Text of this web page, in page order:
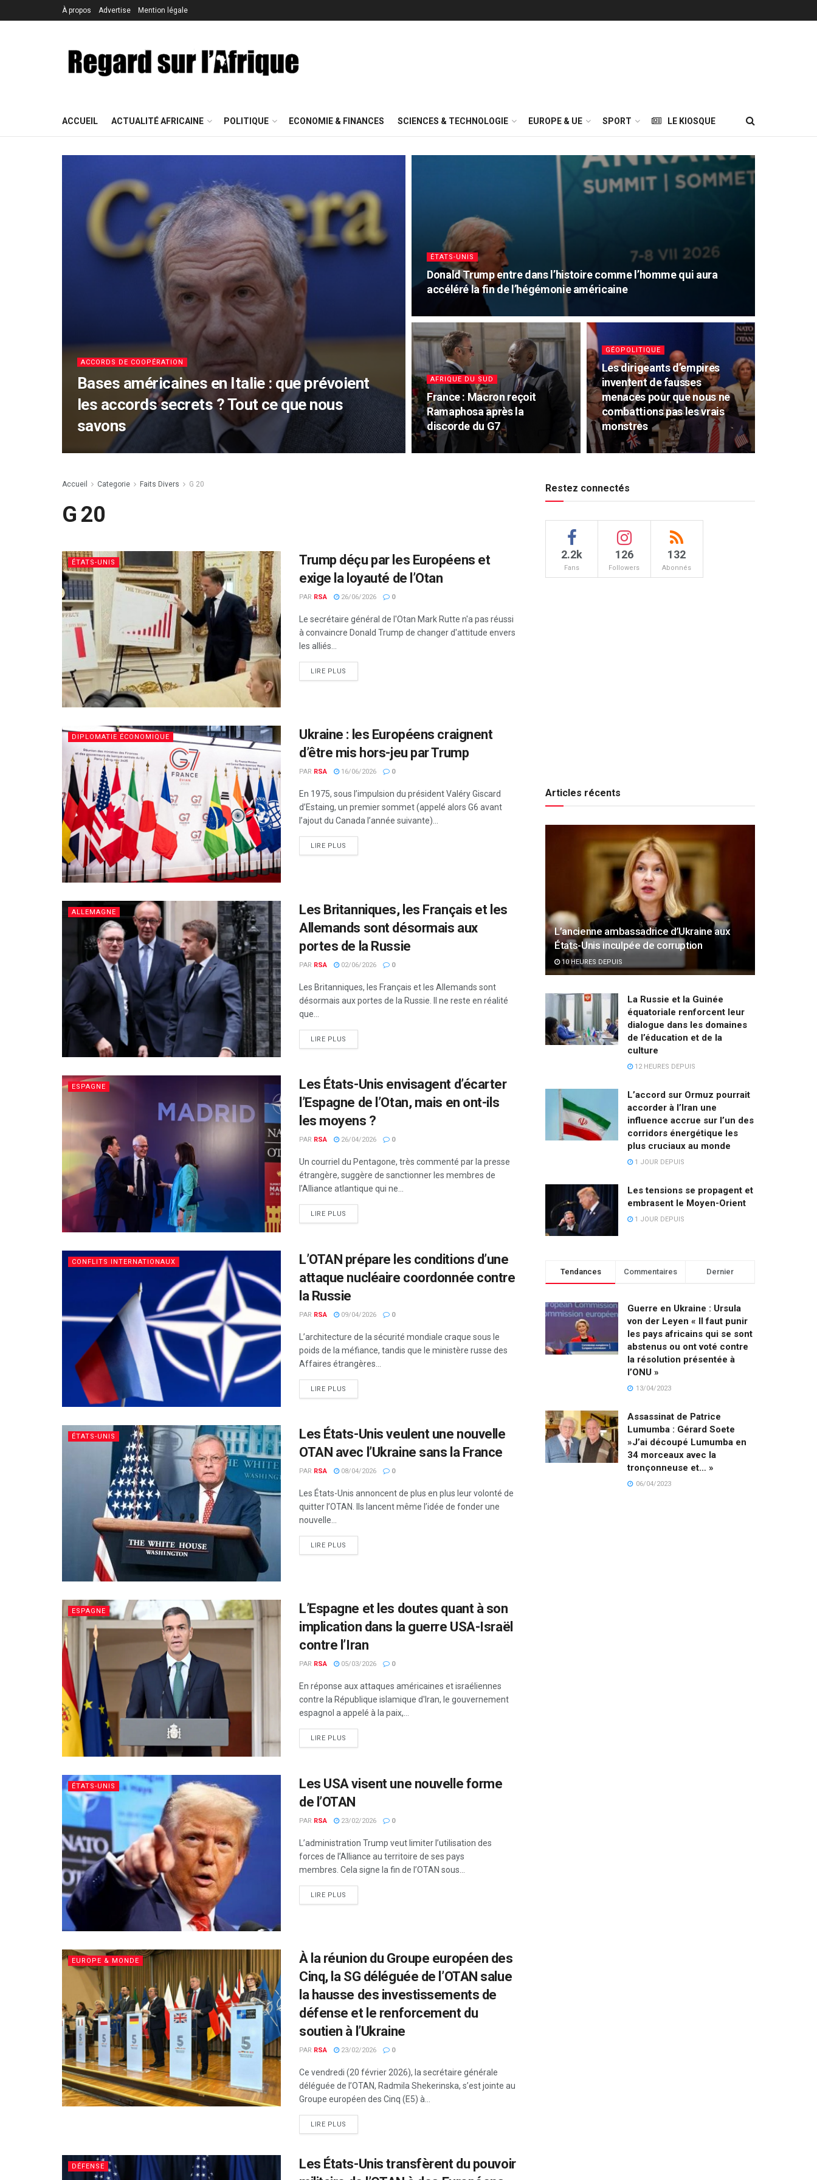
À propos Advertise Mention légale
ACCUEIL ACTUALITÉ AFRICAINE POLITIQUE ECONOMIE & FINANCES SCIENCES & TECHNOLOGIE EUROPE & UE SPORT LE KIOSQUE
ACCORDS DE COOPÉRATION
Bases américaines en Italie : que prévoient
les accords secrets ? Tout ce que nous
savons
ÉTATS-UNIS
Donald Trump entre dans l’histoire comme l’homme qui aura
accéléré la fin de l’hégémonie américaine
AFRIQUE DU SUD
France : Macron reçoit
Ramaphosa après la
discorde du G7
GÉOPOLITIQUE
Les dirigeants d’empires
inventent de fausses
menaces pour que nous ne
combattions pas les vrais
monstres
Accueil Categorie Faits Divers G 20
G 20
ÉTATS-UNIS
Trump déçu par les Européens et
exige la loyauté de l’Otan
PAR RSA 26/06/2026 0
Le secrétaire général de l'Otan Mark Rutte n'a pas réussi
à convaincre Donald Trump de changer d'attitude envers
les alliés...
LIRE PLUS
DIPLOMATIE ÉCONOMIQUE
Ukraine : les Européens craignent
d’être mis hors-jeu par Trump
PAR RSA 16/06/2026 0
En 1975, sous l’impulsion du président Valéry Giscard
d’Estaing, un premier sommet (appelé alors G6 avant
l’ajout du Canada l’année suivante)...
LIRE PLUS
ALLEMAGNE
Les Britanniques, les Français et les
Allemands sont désormais aux
portes de la Russie
PAR RSA 02/06/2026 0
Les Britanniques, les Français et les Allemands sont
désormais aux portes de la Russie. Il ne reste en réalité
que...
LIRE PLUS
ESPAGNE
Les États-Unis envisagent d’écarter
l’Espagne de l’Otan, mais en ont-ils
les moyens ?
PAR RSA 26/04/2026 0
Un courriel du Pentagone, très commenté par la presse
étrangère, suggère de sanctionner les membres de
l’Alliance atlantique qui ne...
LIRE PLUS
CONFLITS INTERNATIONAUX
L’OTAN prépare les conditions d’une
attaque nucléaire coordonnée contre
la Russie
PAR RSA 09/04/2026 0
L’architecture de la sécurité mondiale craque sous le
poids de la méfiance, tandis que le ministère russe des
Affaires étrangères...
LIRE PLUS
ÉTATS-UNIS
Les États-Unis veulent une nouvelle
OTAN avec l’Ukraine sans la France
PAR RSA 08/04/2026 0
Les États-Unis annoncent de plus en plus leur volonté de
quitter l’OTAN. Ils lancent même l’idée de fonder une
nouvelle...
LIRE PLUS
ESPAGNE
L’Espagne et les doutes quant à son
implication dans la guerre USA-Israël
contre l’Iran
PAR RSA 05/03/2026 0
En réponse aux attaques américaines et israéliennes
contre la République islamique d'Iran, le gouvernement
espagnol a appelé à la paix,...
LIRE PLUS
ÉTATS-UNIS
Les USA visent une nouvelle forme
de l’OTAN
PAR RSA 23/02/2026 0
L’administration Trump veut limiter l’utilisation des
forces de l’Alliance au territoire de ses pays
membres. Cela signe la fin de l’OTAN sous...
LIRE PLUS
EUROPE & MONDE
À la réunion du Groupe européen des
Cinq, la SG déléguée de l’OTAN salue
la hausse des investissements de
défense et le renforcement du
soutien à l’Ukraine
PAR RSA 23/02/2026 0
Ce vendredi (20 février 2026), la secrétaire générale
déléguée de l’OTAN, Radmila Shekerinska, s’est jointe au
Groupe européen des Cinq (E5) à...
LIRE PLUS
DÉFENSE
Les États-Unis transfèrent du pouvoir
Restez connectés
2.2k
Fans
126
Followers
132
Abonnés
Articles récents
L’ancienne ambassadrice d’Ukraine aux
États-Unis inculpée de corruption
10 HEURES DEPUIS
La Russie et la Guinée
équatoriale renforcent leur
dialogue dans les domaines
de l’éducation et de la
culture
12 HEURES DEPUIS
L’accord sur Ormuz pourrait
accorder à l’Iran une
influence accrue sur l’un des
corridors énergétique les
plus cruciaux au monde
1 JOUR DEPUIS
Les tensions se propagent et
embrasent le Moyen-Orient
1 JOUR DEPUIS
Tendances Commentaires Dernier
Guerre en Ukraine : Ursula
von der Leyen « Il faut punir
les pays africains qui se sont
abstenus ou ont voté contre
la résolution présentée à
l’ONU »
13/04/2023
Assassinat de Patrice
Lumumba : Gérard Soete
»J’ai découpé Lumumba en
34 morceaux avec la
tronçonneuse et… »
06/04/2023